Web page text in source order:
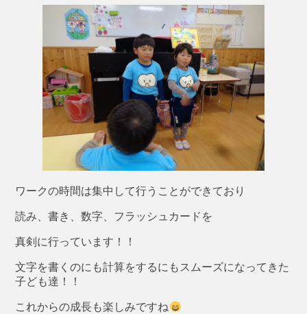
ワークの時間は集中して行うことができており
読み、書き、数字、フラッシュカードを
真剣に行っています！！
文字を書くのにも計算をするにもスムーズになってきた
子ども達！！
これからの成長も楽しみですね